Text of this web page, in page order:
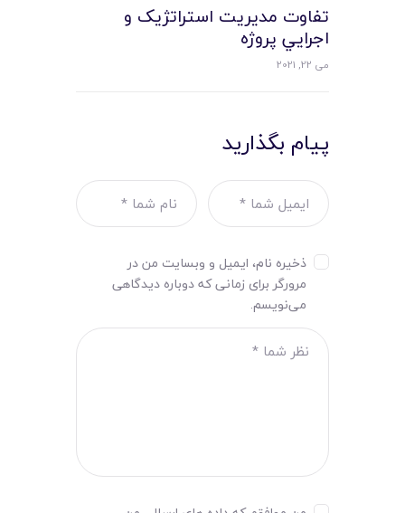
تفاوت مديريت استراتژيک و
اجرايي پروژه
می 22, 2021
پیام بگذارید
ذخیره نام، ایمیل و وبسایت من در
مرورگر برای زمانی که دوباره دیدگاهی
می‌نویسم.